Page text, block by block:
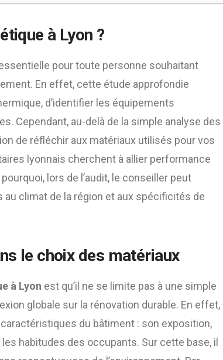
à Lyon ?
pour toute personne souhaitant
En effet, cette étude approfondie
d’identifier les équipements
Cependant, au-delà de la simple analyse des
de réfléchir aux matériaux utilisés pour vos
lyonnais cherchent à allier performance
lors de l’audit, le conseiller peut
climat de la région et aux spécificités de
le choix des matériaux
à Lyon est qu’il ne se limite pas à une simple
globale sur la rénovation durable. En effet,
du bâtiment : son exposition,
habitudes des occupants. Sur cette base, il